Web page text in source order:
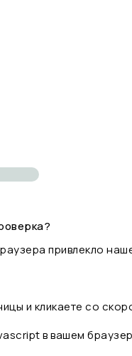
привлекло
и кликаете со
в вашем